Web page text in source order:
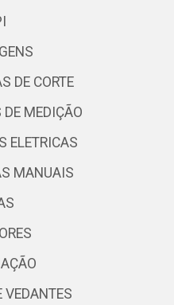
DE CORTE
DE MEDIÇÃO
ELETRICAS
MANUAIS
VEDANTES